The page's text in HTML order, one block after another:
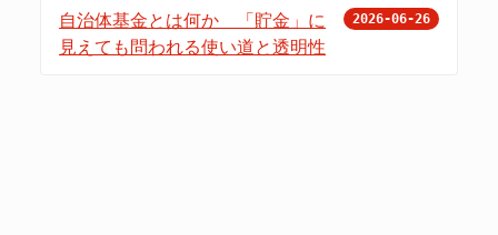
自治体基金とは何か 「貯金」に
見えても問われる使い道と透明性
2026-06-26